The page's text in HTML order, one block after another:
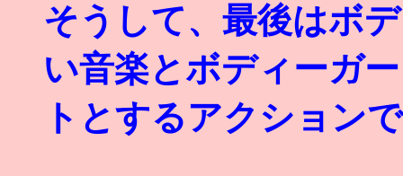
そうして、最後はボ
い音楽とボディーガ
トとするアクション